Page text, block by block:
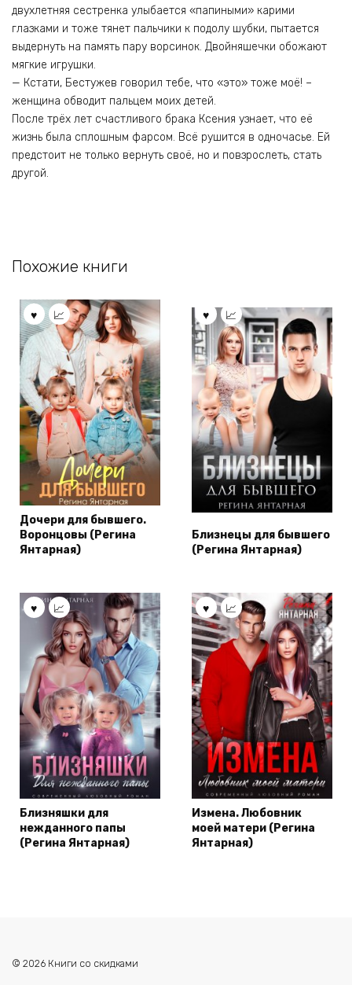
двухлетняя сестренка улыбается «папиными» карими
глазками и тоже тянет пальчики к подолу шубки, пытается
выдернуть на память пару ворсинок. Двойняшечки обожают
мягкие игрушки.
— Кстати, Бестужев говорил тебе, что «это» тоже моё! –
женщина обводит пальцем моих детей.
После трёх лет счастливого брака Ксения узнает, что её
жизнь была сплошным фарсом. Всё рушится в одночасье. Ей
предстоит не только вернуть своё, но и повзрослеть, стать
другой.
Похожие книги
Дочери для бывшего.
Воронцовы (Регина
Янтарная)
Близнецы для бывшего
(Регина Янтарная)
Близняшки для
нежданного папы
(Регина Янтарная)
Измена. Любовник
моей матери (Регина
Янтарная)
© 2026 Книги со скидками